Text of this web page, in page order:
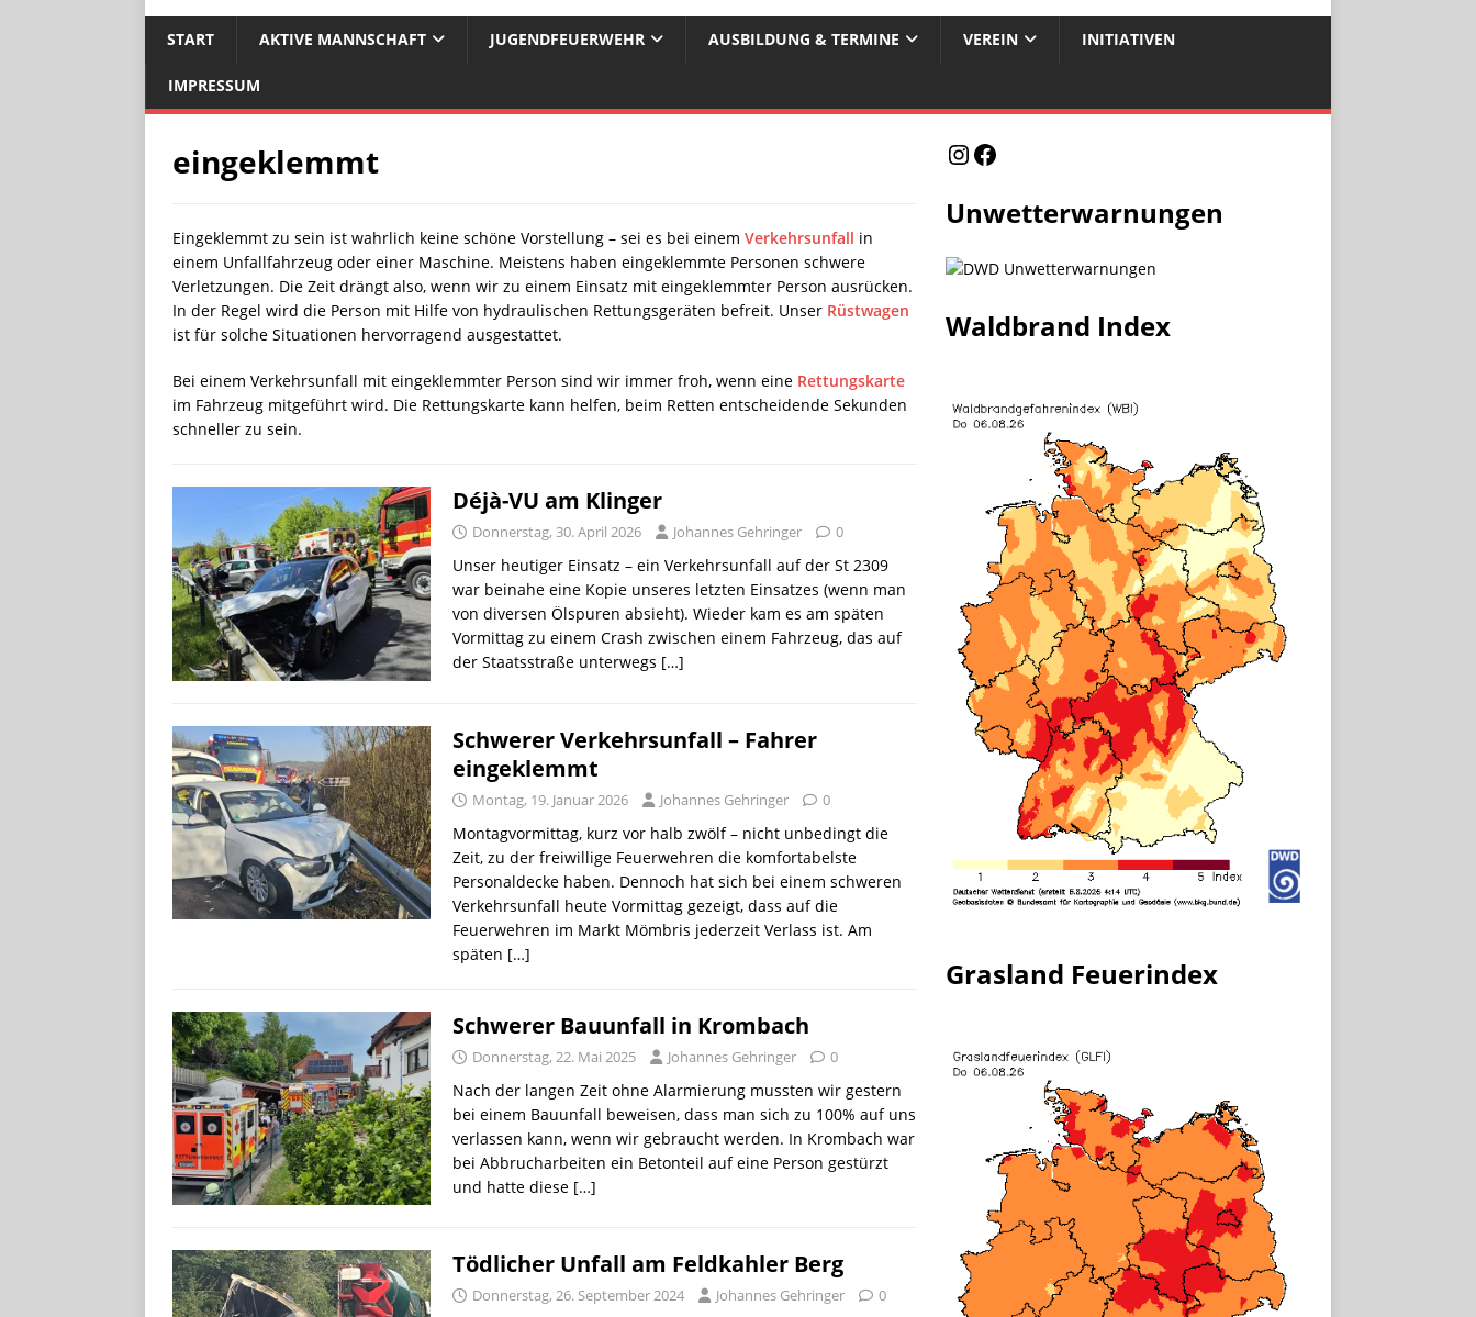
START AKTIVE MANNSCHAFT JUGENDFEUERWEHR AUSBILDUNG & TERMINE VEREIN INITIATIVEN
IMPRESSUM
eingeklemmt
Eingeklemmt zu sein ist wahrlich keine schöne Vorstellung – sei es bei einem Verkehrsunfall in
einem Unfallfahrzeug oder einer Maschine. Meistens haben eingeklemmte Personen schwere
Verletzungen. Die Zeit drängt also, wenn wir zu einem Einsatz mit eingeklemmter Person ausrücken.
In der Regel wird die Person mit Hilfe von hydraulischen Rettungsgeräten befreit. Unser Rüstwagen
ist für solche Situationen hervorragend ausgestattet.
Bei einem Verkehrsunfall mit eingeklemmter Person sind wir immer froh, wenn eine Rettungskarte
im Fahrzeug mitgeführt wird. Die Rettungskarte kann helfen, beim Retten entscheidende Sekunden
schneller zu sein.
Déjà-VU am Klinger
Donnerstag, 30. April 2026 Johannes Gehringer 0
Unser heutiger Einsatz – ein Verkehrsunfall auf der St 2309
war beinahe eine Kopie unseres letzten Einsatzes (wenn man
von diversen Ölspuren absieht). Wieder kam es am späten
Vormittag zu einem Crash zwischen einem Fahrzeug, das auf
der Staatsstraße unterwegs […]
Schwerer Verkehrsunfall – Fahrer
eingeklemmt
Montag, 19. Januar 2026 Johannes Gehringer 0
Montagvormittag, kurz vor halb zwölf – nicht unbedingt die
Zeit, zu der freiwillige Feuerwehren die komfortabelste
Personaldecke haben. Dennoch hat sich bei einem schweren
Verkehrsunfall heute Vormittag gezeigt, dass auf die
Feuerwehren im Markt Mömbris jederzeit Verlass ist. Am
späten […]
Schwerer Bauunfall in Krombach
Donnerstag, 22. Mai 2025 Johannes Gehringer 0
Nach der langen Zeit ohne Alarmierung mussten wir gestern
bei einem Bauunfall beweisen, dass man sich zu 100% auf uns
verlassen kann, wenn wir gebraucht werden. In Krombach war
bei Abbrucharbeiten ein Betonteil auf eine Person gestürzt
und hatte diese […]
Tödlicher Unfall am Feldkahler Berg
Donnerstag, 26. September 2024 Johannes Gehringer 0
Unwetterwarnungen
Waldbrand Index
Grasland Feuerindex